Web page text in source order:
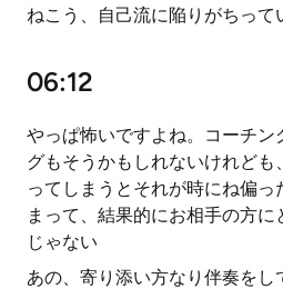
ねこう、自己流に陥りがちって
06:12
やっぱ怖いですよね。コーチン
グもそうかもしれないけれど
ってしまうとそれが時にね偏っ
まって、結果的にお相手の方
じゃない
あの、寄り添い方なり伴奏を